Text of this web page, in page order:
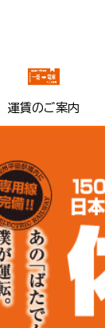
運賃のご案内